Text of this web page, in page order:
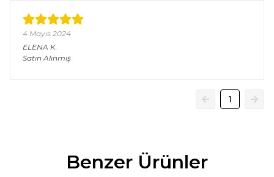
4 Mayıs 2024
ELENA K.
Satın Alınmış
1
Benzer Ürünler